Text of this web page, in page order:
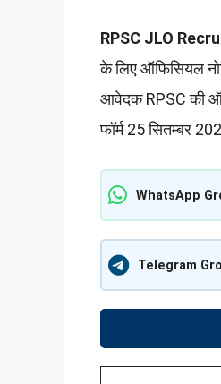
RPSC JLO
के लिए ऑफिसियल
आवेदक RPSC की
फॉर्म 25 सितम्बर
WhatsApp
Telegram